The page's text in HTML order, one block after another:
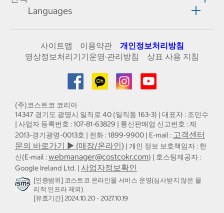
Languages
사이트맵 이용약관
개인정보처리방침
영상정보처리기기운영·관리방침
상표 사용 지침
(주)코스트코 코리아
14347 경기도 광명시 일직로 40 (일직동 163-3) | 대표자 : 조민수
| 사업자 등록번호 : 107-81-63829 | 통신판매업 신고번호 : 제
2013-경기광명-0013호 | 전화 : 1899-9900 | E-mail : 고객센터
문의 바로가기 ▶ (매장/온라인) | 개인 정보 보호책임자 : 한
신(E-mail :webmanager@costcokr.com) | 호스팅제공자 :
Google Ireland Ltd. | 사업자정보확인
[인증범위] 코스트코 온라인몰 서비스 운영(심사받지 않은 물
리적 인프라 제외)
[유효기간] 2024.10.20 - 2027.10.19